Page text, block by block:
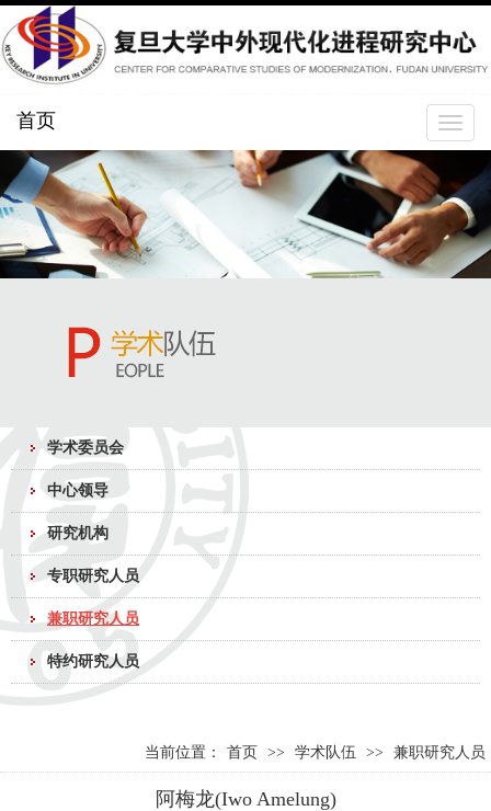
Toggle
首页
学术委员会
中心领导
研究机构
专职研究人员
兼职研究人员
特约研究人员
当前位置： 首页 >> 学术队伍 >> 兼职研究人员
阿梅龙(Iwo Amelung)